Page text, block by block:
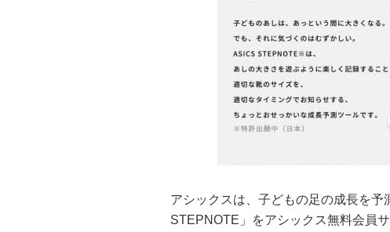
アシックスは、子どもの足の成長を
STEPNOTE」をアシックス無料会員